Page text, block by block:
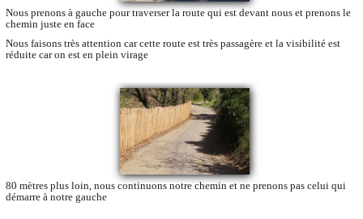
Nous prenons à gauche pour traverser la route qui est devant nous et prenons le
chemin juste en face
Nous faisons très attention car cette route est très passagère et la visibilité est
réduite car on est en plein virage
80 mètres plus loin, nous continuons notre chemin et ne prenons pas celui qui
démarre à notre gauche